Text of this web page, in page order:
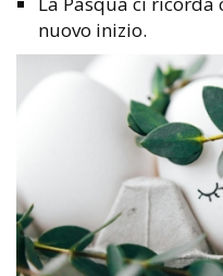
nuovo inizio.